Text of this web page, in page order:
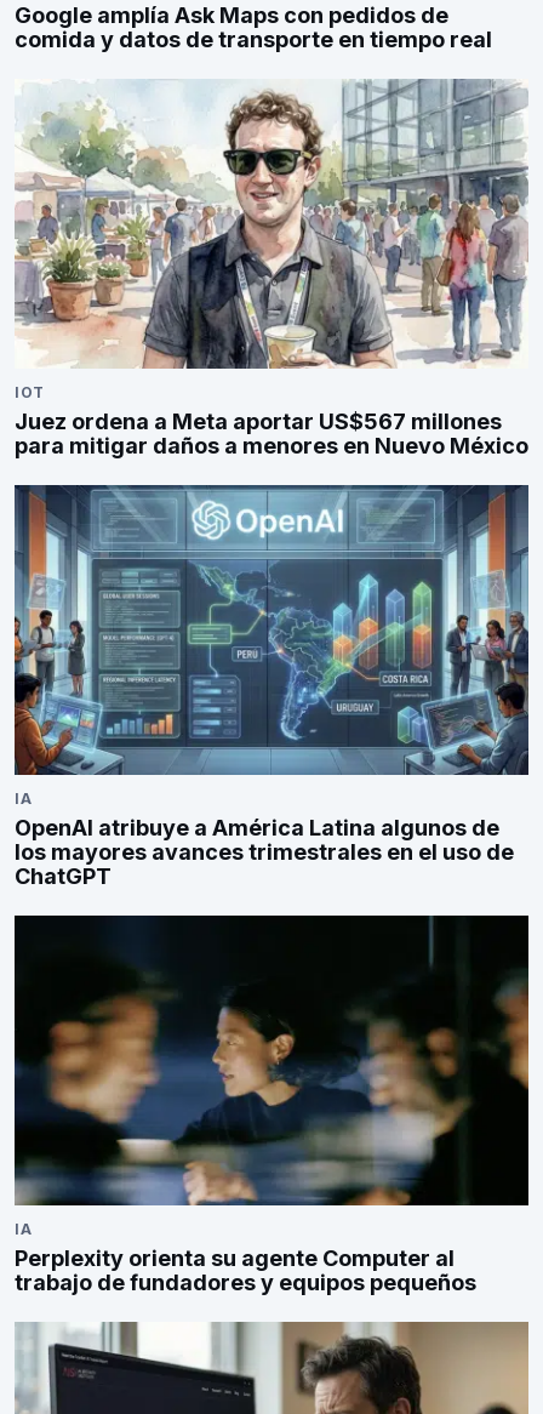
Google amplía Ask Maps con pedidos de
comida y datos de transporte en tiempo real
IOT
Juez ordena a Meta aportar US$567 millones
para mitigar daños a menores en Nuevo México
IA
OpenAI atribuye a América Latina algunos de
los mayores avances trimestrales en el uso de
ChatGPT
IA
Perplexity orienta su agente Computer al
trabajo de fundadores y equipos pequeños